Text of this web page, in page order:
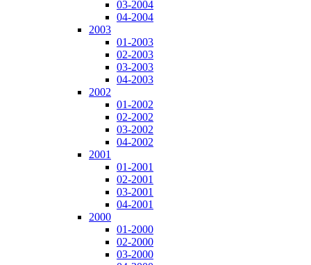
03-2004
04-2004
2003
01-2003
02-2003
03-2003
04-2003
2002
01-2002
02-2002
03-2002
04-2002
2001
01-2001
02-2001
03-2001
04-2001
2000
01-2000
02-2000
03-2000